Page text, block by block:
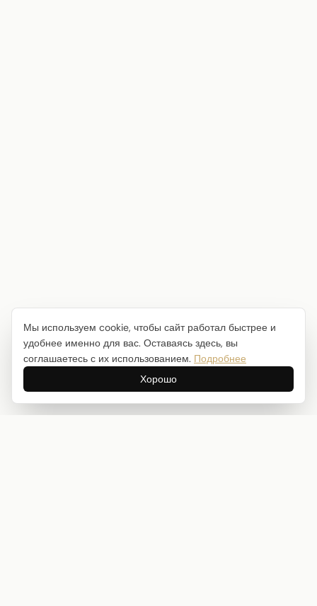
Мы используем cookie, чтобы сайт работал быстрее и
удобнее именно для вас. Оставаясь здесь, вы
соглашаетесь с их использованием. Подробнее
Хорошо